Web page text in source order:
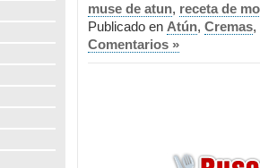
muse de atun, receta de
Publicado en Atún, Cremas,
Comentarios »